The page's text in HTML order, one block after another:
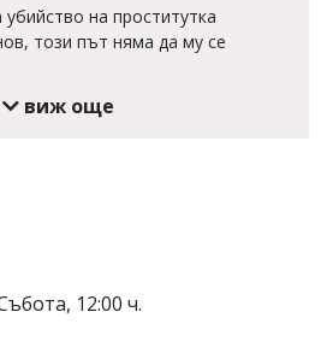
на проститутка
този път няма да му се
виж още
12:00 ч.